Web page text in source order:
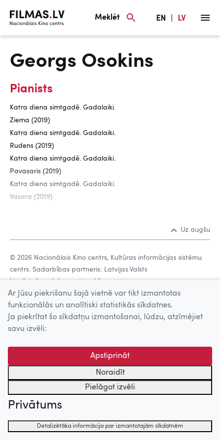
Meklēt EN LV
Georgs Osokins
Pianists
Katra diena simtgadē. Gadalaiki.
Ziema (2019)
Katra diena simtgadē. Gadalaiki.
Rudens (2019)
Katra diena simtgadē. Gadalaiki.
Pavasaris (2019)
Katra diena simtgadē. Gadalaiki.
Vasara (2019)
Uz augšu
© 2026 Nacionālais Kino centrs, Kultūras informācijas sistēmu
centrs. Sadarbības partneris: Latvijas Valsts
kinofotofonodokumentu arhīvs.
Ar Jūsu piekrišanu šajā vietnē var tikt izmantotas
funkcionālās un analītiski statistikās sīkdatnes.
Ja piekrītat šo sīkdatņu izmantošanai, lūdzu, atzīmējiet
savu izvēli:
Apstiprināt
Noraidīt
Pielāgot izvēli
Privātums
Detalizētāka informācija par izmantotajām sīkdatnēm